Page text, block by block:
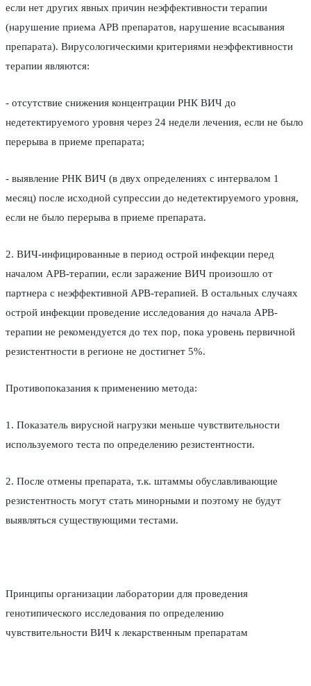
если нет других явных причин неэффективности терапии
(нарушение приема АРВ препаратов, нарушение всасывания
препарата). Вирусологическими критериями неэффективности
терапии являются:
- отсутствие снижения концентрации РНК ВИЧ до
недетектируемого уровня через 24 недели лечения, если не было
перерыва в приеме препарата;
- выявление РНК ВИЧ (в двух определениях с интервалом 1
месяц) после исходной супрессии до недетектируемого уровня,
если не было перерыва в приеме препарата.
2. ВИЧ-инфицированные в период острой инфекции перед
началом АРВ-терапии, если заражение ВИЧ произошло от
партнера с неэффективной АРВ-терапией. В остальных случаях
острой инфекции проведение исследования до начала АРВ-
терапии не рекомендуется до тех пор, пока уровень первичной
резистентности в регионе не достигнет 5%.
Противопоказания к применению метода:
1. Показатель вирусной нагрузки меньше чувствительности
используемого теста по определению резистентности.
2. После отмены препарата, т.к. штаммы обуславливающие
резистентность могут стать минорными и поэтому не будут
выявляться существующими тестами.
Принципы организации лаборатории для проведения
генотипического исследования по определению
чувствительности ВИЧ к лекарственным препаратам